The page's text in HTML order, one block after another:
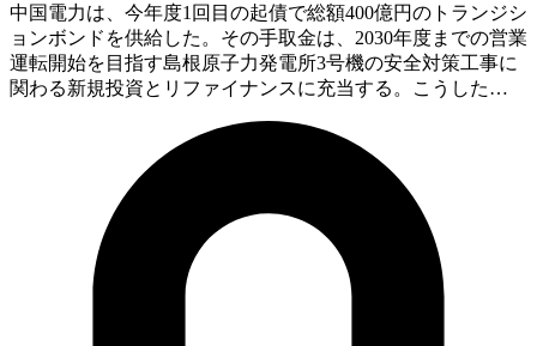
中国電力は、今年度1回目の起債で総額400億円のトランジシ
ョンボンドを供給した。その手取金は、2030年度までの営業
運転開始を目指す島根原子力発電所3号機の安全対策工事に
関わる新規投資とリファイナンスに充当する。こうした…